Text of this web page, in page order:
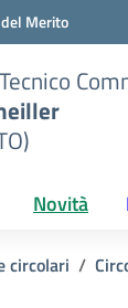
Merito
Novità
circolari